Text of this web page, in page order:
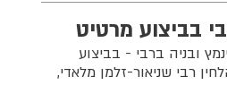
בביצוע מרטיט
ובניה ברבי - בביצוע
רבי שניאור-זלמן מלאדי,